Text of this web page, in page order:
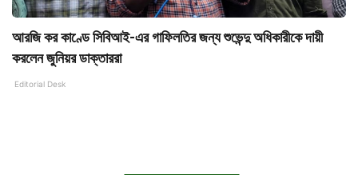
আরজি কর কাণ্ডে সিবিআই-এর গাফিলতির জন্য শুভেন্দু অধিকারীকে দায়ী
করলেন জুনিয়র ডাক্তাররা
Editorial Desk